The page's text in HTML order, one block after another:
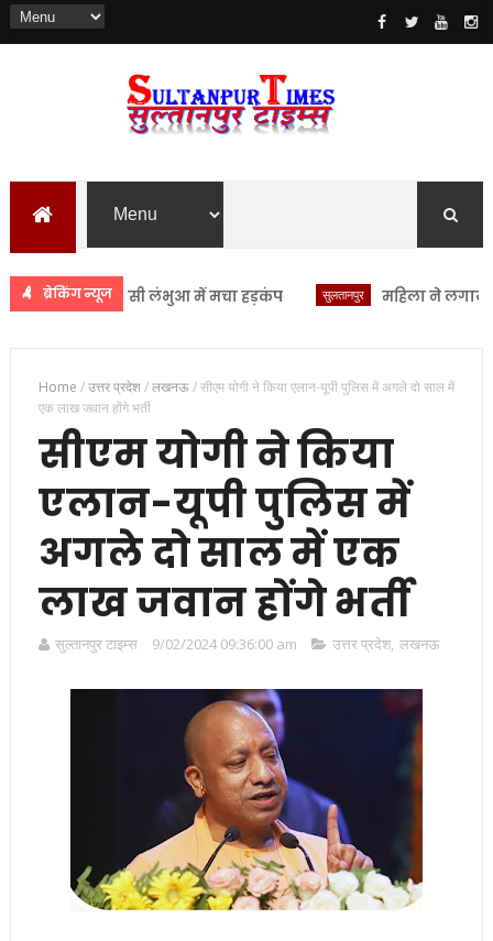
ब्रेकिंग न्यूज
से सीएचसी लंभुआ में मचा हड़कंप सुलतानपुर महिला ने लगाया यौन
Home /उत्तर प्रदेश/लखनऊ/सीएम योगी ने किया एलान-यूपी पुलिस में अगले दो साल में
एक लाख जवान होंगे भर्ती
सीएम योगी ने किया
एलान-यूपी पुलिस में
अगले दो साल में एक
लाख जवान होंगे भर्ती
सुल्तानपुर टाइम्स 9/02/2024 09:36:00 am उत्तर प्रदेश, लखनऊ